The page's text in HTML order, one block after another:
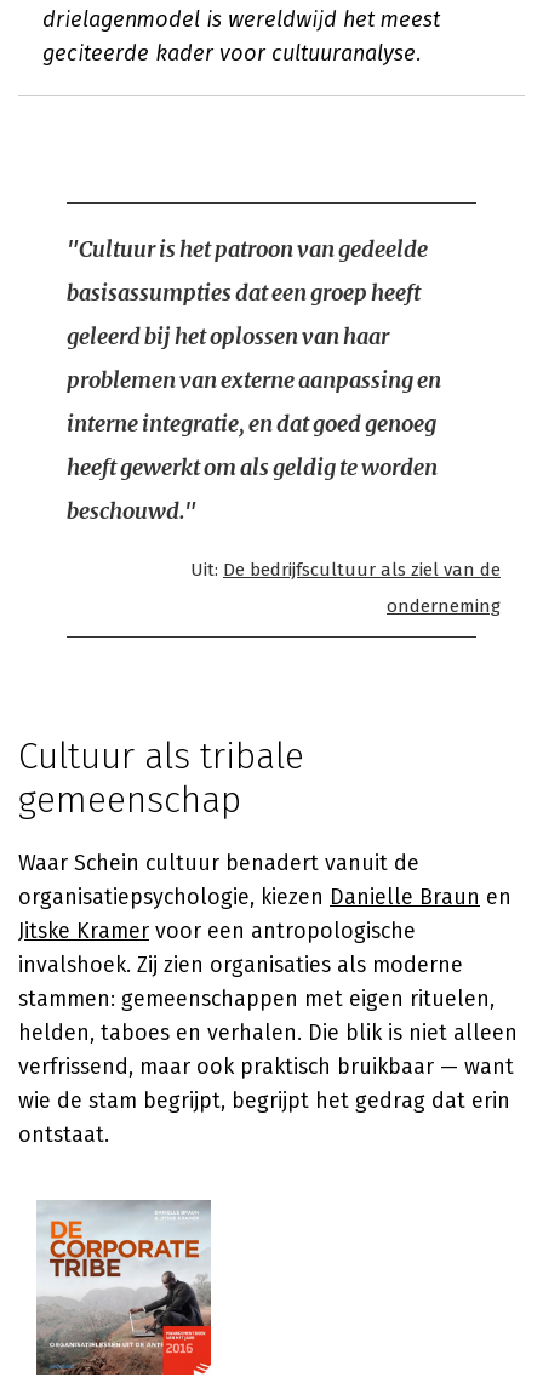
drielagenmodel is wereldwijd het meest
geciteerde kader voor cultuuranalyse.
"Cultuur is het patroon van gedeelde
basisassumpties dat een groep heeft
geleerd bij het oplossen van haar
problemen van externe aanpassing en
interne integratie, en dat goed genoeg
heeft gewerkt om als geldig te worden
beschouwd."
Uit: De bedrijfscultuur als ziel van de
onderneming
Cultuur als tribale
gemeenschap
Waar Schein cultuur benadert vanuit de
organisatiepsychologie, kiezen Danielle Braun en
Jitske Kramer voor een antropologische
invalshoek. Zij zien organisaties als moderne
stammen: gemeenschappen met eigen rituelen,
helden, taboes en verhalen. Die blik is niet alleen
verfrissend, maar ook praktisch bruikbaar — want
wie de stam begrijpt, begrijpt het gedrag dat erin
ontstaat.